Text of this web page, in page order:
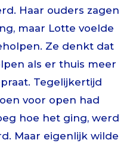
Haar ouders zagen
maar Lotte voelde
Ze denkt dat
als er thuis meer
Tegelijkertijd
voor open had
hoe het ging, werd
Maar eigenlijk wilde